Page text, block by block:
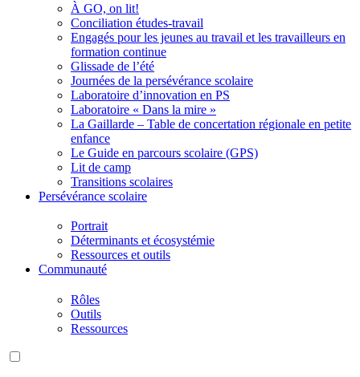
À GO, on lit!
Conciliation études-travail
Engagés pour les jeunes au travail et les travailleurs en
formation continue
Glissade de l’été
Journées de la persévérance scolaire
Laboratoire d’innovation en PS
Laboratoire « Dans la mire »
La Gaillarde – Table de concertation régionale en petite
enfance
Le Guide en parcours scolaire (GPS)
Lit de camp
Transitions scolaires
Persévérance scolaire
Portrait
Déterminants et écosystémie
Ressources et outils
Communauté
Rôles
Outils
Ressources